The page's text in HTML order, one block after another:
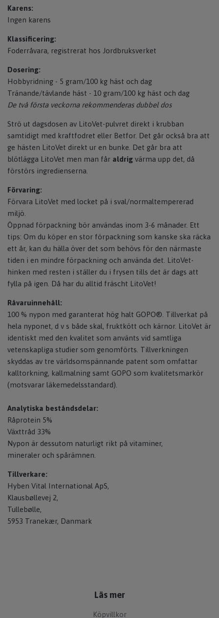
Karens:
Ingen karens
Klassificering:
Foderråvara, registrerat hos Jordbruksverket
Dosering:
Hobbyridning - 5 gram/100 kg häst och dag
Tränande/tävlande häst - 10 gram/100 kg häst och dag
De två första veckorna rekommenderas dubbel dos
Strö ut dagsdosen av LitoVet-pulvret direkt i krubban
samtidigt med kraftfodret eller Betfor. Det går också bra att
ge hästen LitoVet direkt ur en bunke. Det går bra att
blötlägga LitoVet men man får aldrig värma upp det, då
förstörs ingredienserna.
Förvaring:
Förvara LitoVet med locket på i sval/normaltempererad
miljö.
Öppnad förpackning bör användas inom 3-6 månader. Ett
tips: Om du köper en stor förpackning som kanske ska räcka
ett år, kan du hälla över det som behövs för den närmaste
tiden i en mindre förpackning och använda det. LitoVet-
hinken med resten i ställer du i frysen tills det är dags att
fylla på igen. Då har du alltid fräscht LitoVet!
Råvaruinnehåll:
100 % nypon med garanterat hög halt GOPO®. Tillverkat på
hela nyponet, d v s både skal, fruktkött och kärnor. LitoVet är
identiskt med den kvalitet som använts vid samtliga
vetenskapliga studier som genomförts. Tillverkningen
skyddas av tre världsomspännande patent som omfattar
kalltorkning, kallmalning samt GOPO som kvalitetsmarkör
(motsvarar läkemedelsstandard).
Analytiska beståndsdelar:
Råprotein 5%
Växttråd 33%
Nypon är dessutom naturligt rikt på vitaminer,
mineraler och spårämnen.
Tillverkare:
Hyben Vital International ApS,
Klausbøllevej 2,
Tullebølle,
5953 Tranekær, Danmark
Läs mer
Köpvillkor